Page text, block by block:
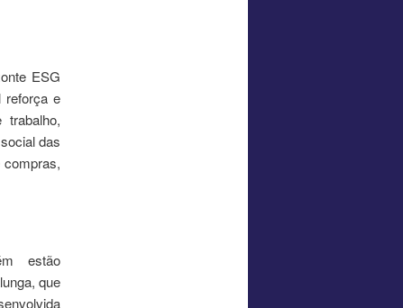
ESG
reforça e
das
compras,
estão
que